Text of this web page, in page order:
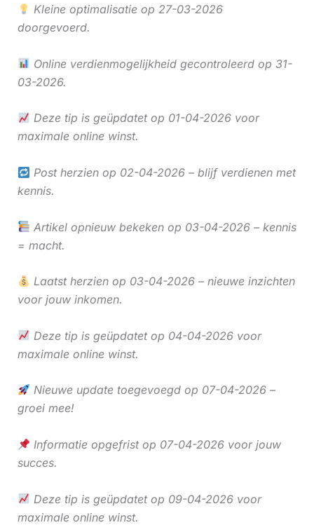
Kleine optimalisatie op 27-03-2026
doorgevoerd.
Online verdienmogelijkheid gecontroleerd op 31-
03-2026.
Deze tip is geüpdatet op 01-04-2026 voor
maximale online winst.
Post herzien op 02-04-2026 – blijf verdienen met
kennis.
Artikel opnieuw bekeken op 03-04-2026 – kennis
= macht.
Laatst herzien op 03-04-2026 – nieuwe inzichten
voor jouw inkomen.
Deze tip is geüpdatet op 04-04-2026 voor
maximale online winst.
Nieuwe update toegevoegd op 07-04-2026 –
groei mee!
Informatie opgefrist op 07-04-2026 voor jouw
succes.
Deze tip is geüpdatet op 09-04-2026 voor
maximale online winst.